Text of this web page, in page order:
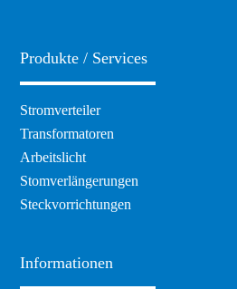
Produkte / Services
Navigation
überspringen
Stromverteiler
Transformatoren
Arbeitslicht
Stomverlängerungen
Steckvorrichtungen
Informationen